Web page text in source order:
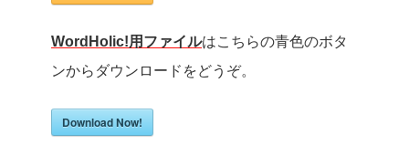
WordHolic!用ファイルはこちらの青色のボタ
ンからダウンロードをどうぞ。
Download Now!